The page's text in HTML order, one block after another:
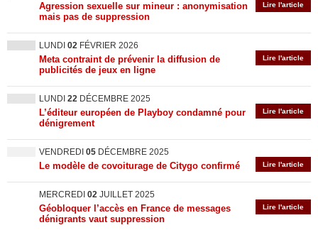
Lire l'article
Agression sexuelle sur mineur : anonymisation
mais pas de suppression
LUNDI 02 FÉVRIER 2026
Lire l'article
Meta contraint de prévenir la diffusion de
publicités de jeux en ligne
LUNDI 22 DÉCEMBRE 2025
Lire l'article
L’éditeur européen de Playboy condamné pour
dénigrement
VENDREDI 05 DÉCEMBRE 2025
Lire l'article
Le modèle de covoiturage de Citygo confirmé
MERCREDI 02 JUILLET 2025
Lire l'article
Géobloquer l’accès en France de messages
dénigrants vaut suppression